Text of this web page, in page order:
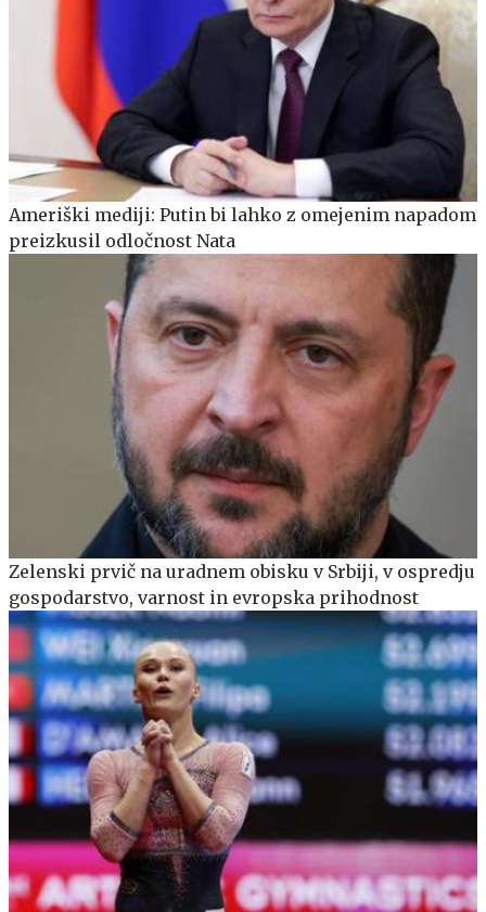
Ameriški mediji: Putin bi lahko z omejenim napadom
preizkusil odločnost Nata
Zelenski prvič na uradnem obisku v Srbiji, v ospredju
gospodarstvo, varnost in evropska prihodnost